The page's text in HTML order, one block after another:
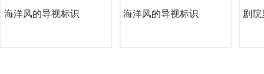
海洋风的导视标识 海洋风的导视标识 剧院